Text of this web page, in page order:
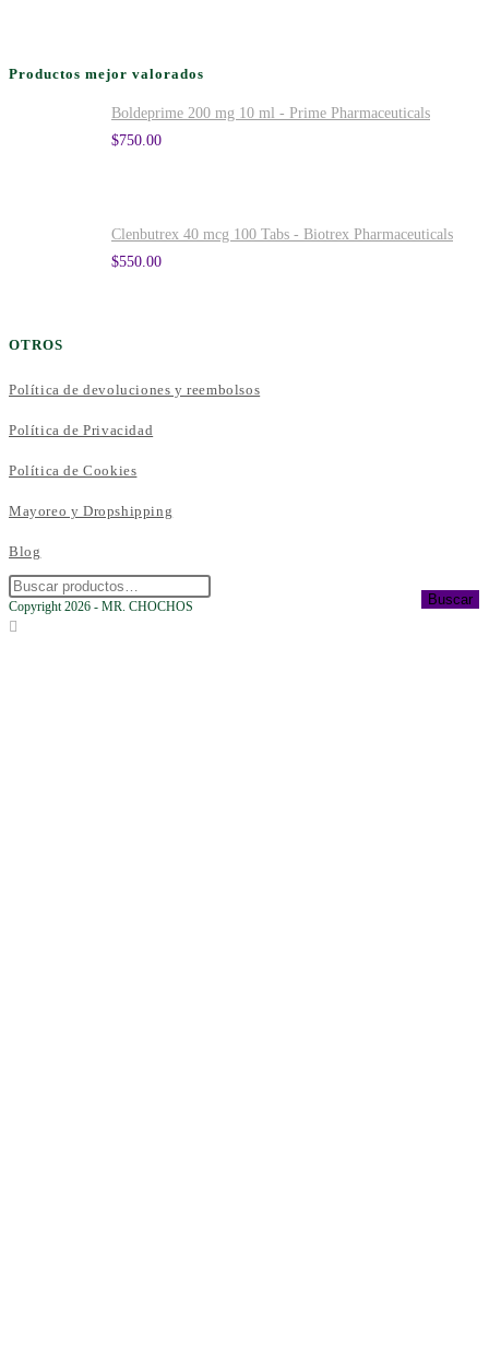
Productos mejor valorados
Boldeprime 200 mg 10 ml - Prime Pharmaceuticals
$750.00
Clenbutrex 40 mcg 100 Tabs - Biotrex Pharmaceuticals
$550.00
OTROS
Política de devoluciones y reembolsos
Política de Privacidad
Política de Cookies
Mayoreo y Dropshipping
Blog
Buscar
Copyright 2026 - MR. CHOCHOS